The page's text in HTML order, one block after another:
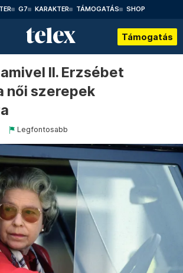
G7 KARAKTER TÁMOGATÁS SHOP
Támogatás
II. Erzsébet
női szerepek
Legfontosabb